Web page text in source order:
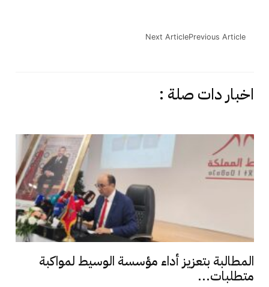
Previous Article
Next Article
اخبار دات صلة :
المطالبة بتعزيز أداء مؤسسة الوسيط لمواكبة
متطلبات...